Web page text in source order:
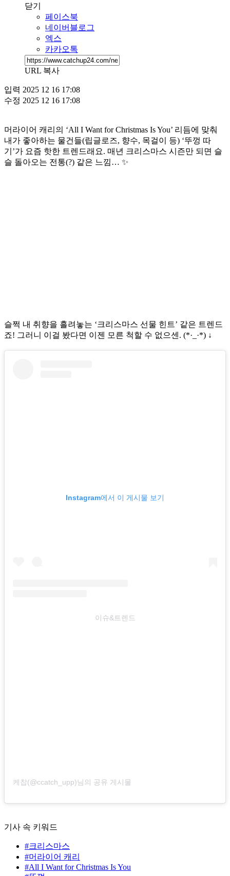
닫기
페이스북
네이버블로그
엑스
카카오톡
URL 복사
입력 2025 12 16 17:08
수정 2025 12 16 17:08
머라이어 캐리의 ‘All I Want for Christmas Is You’ 리듬에 맞춰
내가 좋아하는 물건들(립글로즈, 향수, 목걸이 등) ‘뚜껑 따
기’가 요즘 핫한 트렌드래요. 매년 크리스마스 시즌만 되면 슬
슬 돌아오는 전통(?) 같은 느낌… ✨
슬쩍 내 취향을 흘려놓는 ‘크리스마스 선물 힌트’ 같은 트렌드
죠! 그러니 이걸 봤다면 이젠 모른 척할 수 없으센. (*·_·*) ↓
Instagram에서 이 게시물 보기
이슈&트렌드
케찹(@ccatch_upp)님의 공유 게시물
기사 속 키워드
#크리스마스
#머라이어 캐리
#All I Want for Christmas Is You